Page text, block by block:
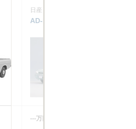
日産
AD-MAXバン
‐‐‐万円